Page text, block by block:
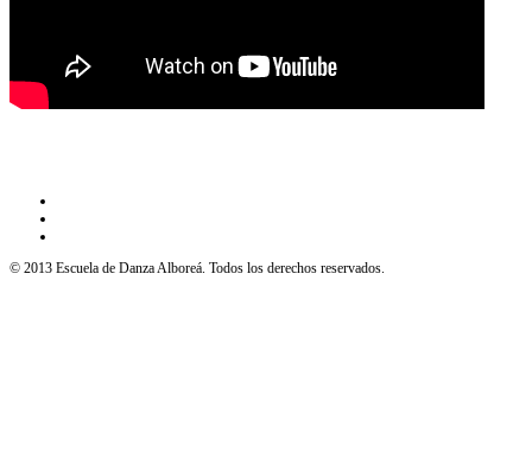
© 2013 Escuela de Danza Alboreá. Todos los derechos reservados.